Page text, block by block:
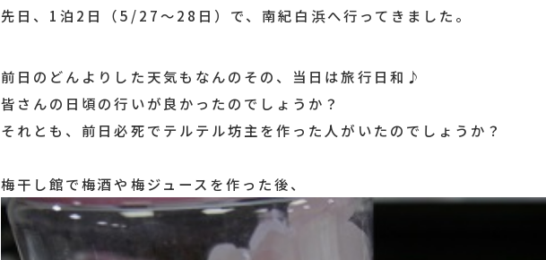
先日、1泊2日（5/27～28日）で、南紀白浜へ行ってきました。
前日のどんよりした天気もなんのその、当日は旅行日和♪
皆さんの日頃の行いが良かったのでしょうか？
それとも、前日必死でテルテル坊主を作った人がいたのでしょうか？
梅干し館で梅酒や梅ジュースを作った後、